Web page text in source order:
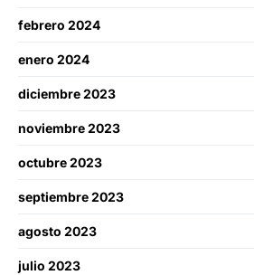
febrero 2024
enero 2024
diciembre 2023
noviembre 2023
octubre 2023
septiembre 2023
agosto 2023
julio 2023